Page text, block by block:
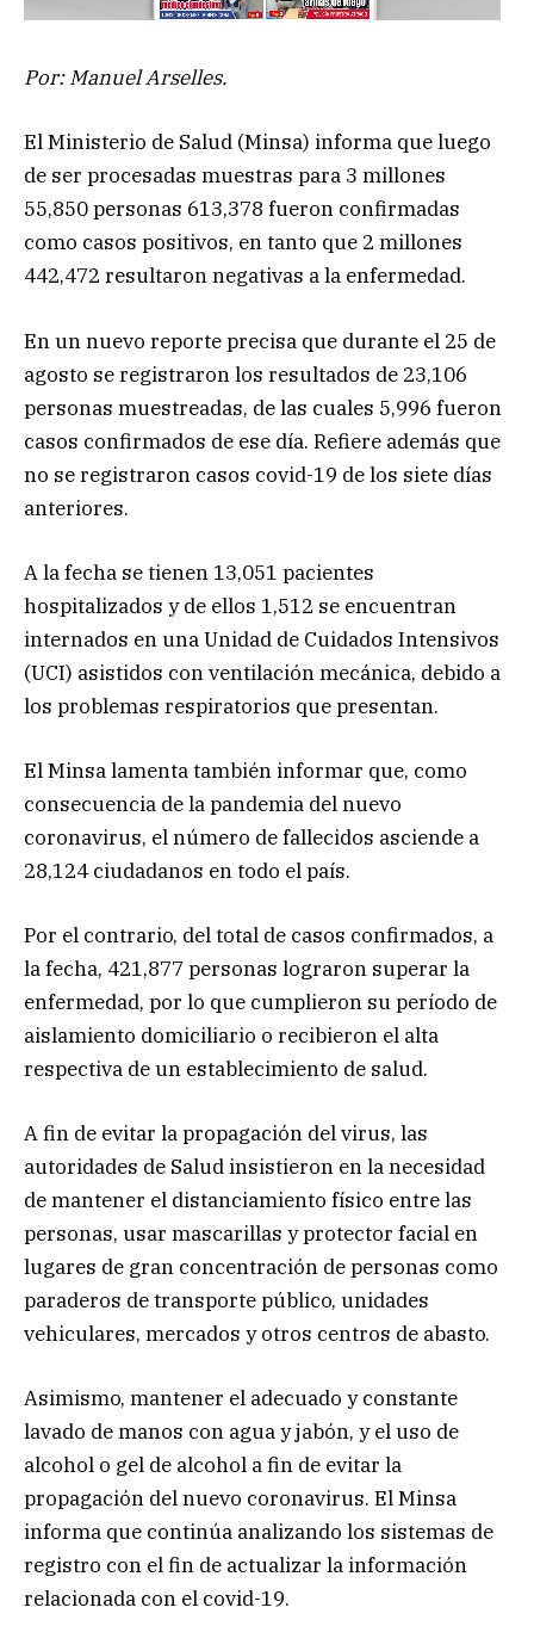
Por: Manuel Arselles.
El Ministerio de Salud (Minsa) informa que luego
de ser procesadas muestras para 3 millones
55,850 personas 613,378 fueron confirmadas
como casos positivos, en tanto que 2 millones
442,472 resultaron negativas a la enfermedad.
En un nuevo reporte precisa que durante el 25 de
agosto se registraron los resultados de 23,106
personas muestreadas, de las cuales 5,996 fueron
casos confirmados de ese día. Refiere además que
no se registraron casos covid-19 de los siete días
anteriores.
A la fecha se tienen 13,051 pacientes
hospitalizados y de ellos 1,512 se encuentran
internados en una Unidad de Cuidados Intensivos
(UCI) asistidos con ventilación mecánica, debido a
los problemas respiratorios que presentan.
El Minsa lamenta también informar que, como
consecuencia de la pandemia del nuevo
coronavirus, el número de fallecidos asciende a
28,124 ciudadanos en todo el país.
Por el contrario, del total de casos confirmados, a
la fecha, 421,877 personas lograron superar la
enfermedad, por lo que cumplieron su período de
aislamiento domiciliario o recibieron el alta
respectiva de un establecimiento de salud.
A fin de evitar la propagación del virus, las
autoridades de Salud insistieron en la necesidad
de mantener el distanciamiento físico entre las
personas, usar mascarillas y protector facial en
lugares de gran concentración de personas como
paraderos de transporte público, unidades
vehiculares, mercados y otros centros de abasto.
Asimismo, mantener el adecuado y constante
lavado de manos con agua y jabón, y el uso de
alcohol o gel de alcohol a fin de evitar la
propagación del nuevo coronavirus. El Minsa
informa que continúa analizando los sistemas de
registro con el fin de actualizar la información
relacionada con el covid-19.